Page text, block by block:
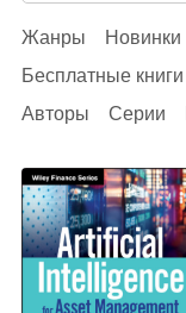
Жанры Новинки
Бесплатные книги
Авторы
Серии